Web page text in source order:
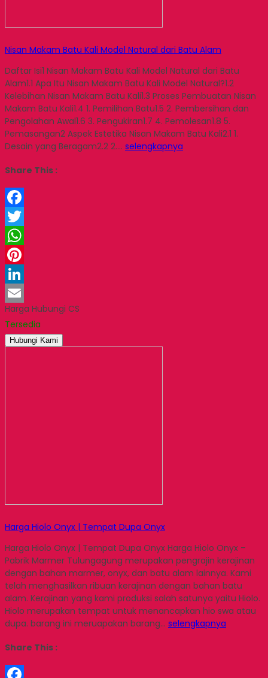
Nisan Makam Batu Kali Model Natural dari Batu Alam
Daftar Isi1 Nisan Makam Batu Kali Model Natural dari Batu
Alam1.1 Apa Itu Nisan Makam Batu Kali Model Natural?1.2
Kelebihan Nisan Makam Batu Kali1.3 Proses Pembuatan Nisan
Makam Batu Kali1.4 1. Pemilihan Batu1.5 2. Pembersihan dan
Pengolahan Awal1.6 3. Pengukiran1.7 4. Pemolesan1.8 5.
Pemasangan2 Aspek Estetika Nisan Makam Batu Kali2.1 1.
Desain yang Beragam2.2 2…. selengkapnya
Share This :
Facebook
Twitter
WhatsApp
Pinterest
LinkedIn
Email
Harga Hubungi CS
Tersedia
Hubungi Kami
Harga Hiolo Onyx | Tempat Dupa Onyx
Harga Hiolo Onyx | Tempat Dupa Onyx Harga Hiolo Onyx –
Pabrik Marmer Tulungagung merupakan pengrajin kerajinan
dengan bahan marmer, onyx, dan batu alam lainnya. Kami
telah menghasilkan ribuan kerajinan dengan bahan batu
alam. Kerajinan yang kami produksi salah satunya yaitu Hiolo.
Hiolo merupakan tempat untuk menancapkan hio swa atau
dupa. barang ini meruapakan barang… selengkapnya
Share This :